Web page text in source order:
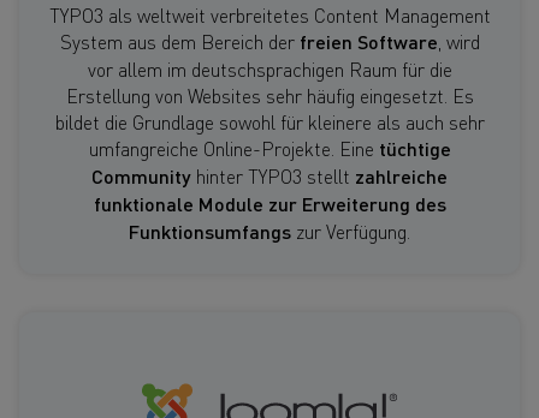
TYPO3 als weltweit verbreitetes Content Management
System aus dem Bereich der freien Software , wird
vor allem im deutschsprachigen Raum für die
Erstellung von Websites sehr häufig eingesetzt. Es
bildet die Grundlage sowohl für kleinere als auch sehr
umfangreiche Online-Projekte. Eine tüchtige
Community hinter TYPO3 stellt zahlreiche
funktionale Module zur Erweiterung des
Funktionsumfangs zur Verfügung.